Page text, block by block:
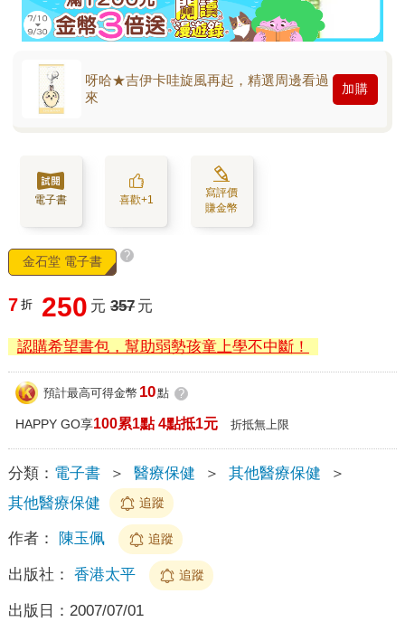
呀哈★吉伊卡哇旋風再起，精選周邊看過
來
加購
電子書 喜歡+1
寫評價
賺金幣
金石堂 電子書 ?
7 折 250 元 357 元
認購希望書包，幫助弱勢孩童上學不中斷！
預計最高可得金幣 10點 ?
HAPPY GO享100累1點 4點抵1元 折抵無上限
分類： 電子書 ＞ 醫療保健 ＞ 其他醫療保健
＞
其他醫療保健
追蹤
作者： 陳玉佩 追蹤
出版社： 香港太平 追蹤
出版日： 2007/07/01